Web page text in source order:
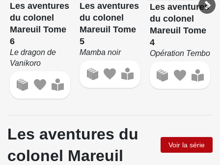
Les aventures
du colonel
Mareuil Tome
6
Le dragon de
Vanikoro
Les aventures
du colonel
Mareuil Tome
5
Mamba noir
Les aventures
du colonel
Mareuil Tome
4
Opération Tembo
Les aventures du
colonel Mareuil
Voir la série